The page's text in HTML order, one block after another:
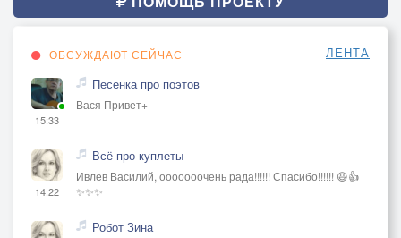
ОБСУЖДАЮТ СЕЙЧАС ЛЕНТА
15:33
Песенка про поэтов
Вася Привет+
14:22
Всё про куплеты
Ивлев Василий, ооооооочень рада!!!!!! Спасибо!!!!!! 😃👍
✨✨✨
Робот Зина